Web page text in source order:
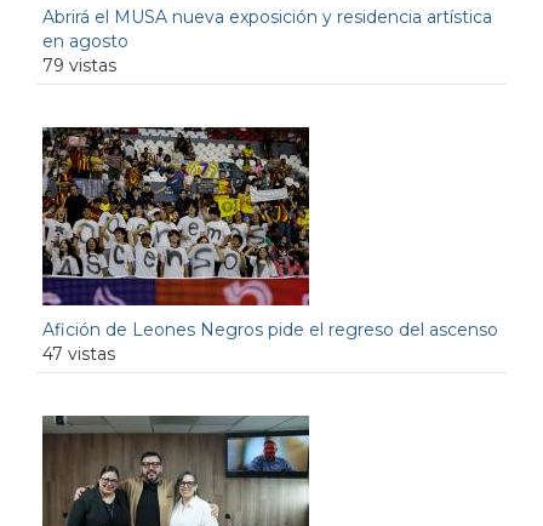
Abrirá el MUSA nueva exposición y residencia artística
en agosto
79 vistas
Afición de Leones Negros pide el regreso del ascenso
47 vistas